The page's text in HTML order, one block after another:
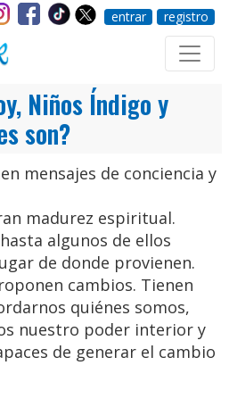
entrar registro
Niños Índigo y
son?
mensajes de conciencia y
madurez espiritual.
algunos de ellos
de donde provienen.
cambios. Tienen
quiénes somos,
nuestro poder interior y
de generar el cambio